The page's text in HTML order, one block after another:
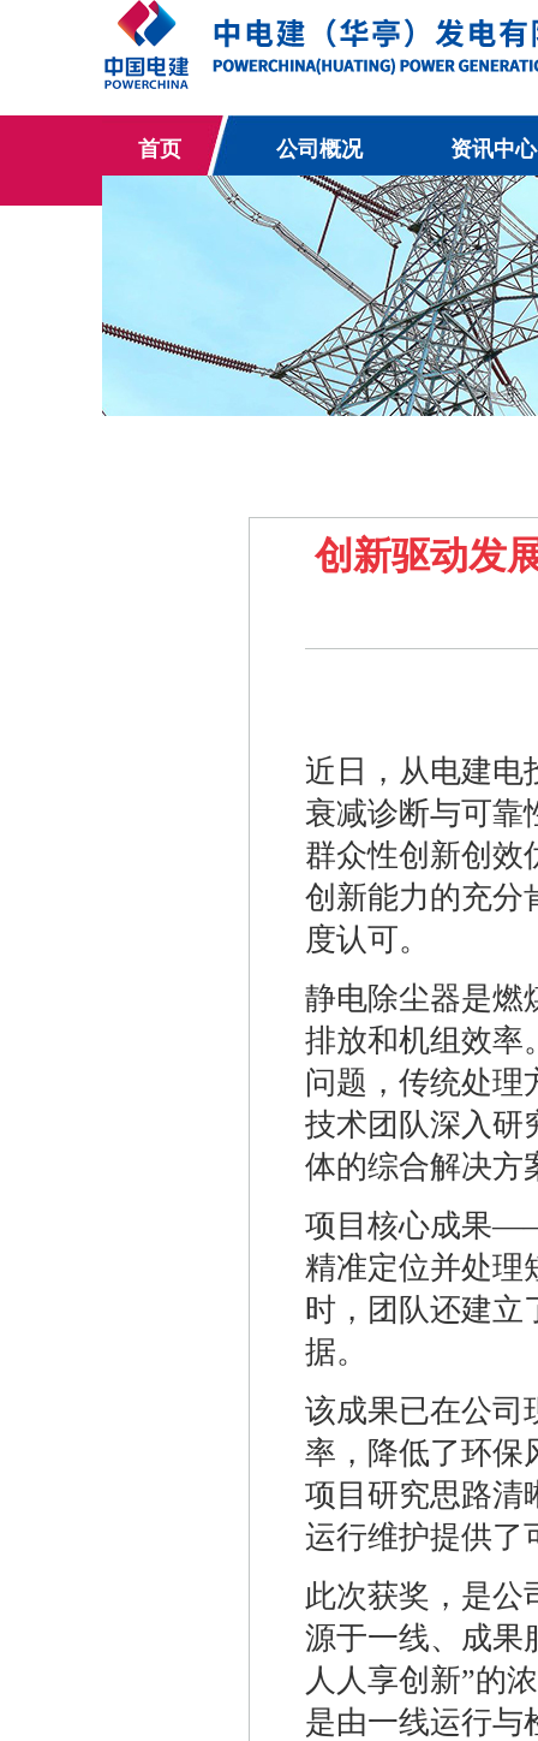
首页 公司概况 资讯中心
创新驱动发
近日，从电建电
衰减诊断与可靠
群众性创新创效
创新能力的充分
度认可。
静电除尘器是燃
排放和机组效率
问题，传统处理
技术团队深入研
体的综合解决方
项目核心成果
精准定位并处理
时，团队还建立
据。
该成果已在公司
率，降低了环保
项目研究思路清
运行维护提供了
此次获奖，是公
源于一线、成果
人人享创新”的
是由一线运行与